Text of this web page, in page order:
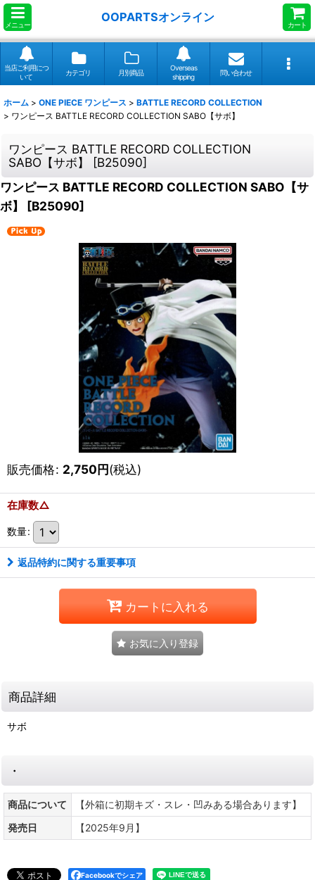
メニュー
OOPARTSオンライン
カート
当店ご利用につ
いて
カテゴリ 月別商品
Overseas
shipping
問い合わせ
ホーム > ONE PIECE ワンピース > BATTLE RECORD COLLECTION
> ワンピース BATTLE RECORD COLLECTION SABO【サボ】
ワンピース BATTLE RECORD COLLECTION
SABO【サボ】
[B25090]
ワンピース BATTLE RECORD COLLECTION SABO【サ
ボ】
[B25090]
販売価格: 2,750円(税込)
在庫数△
数量:
返品特約に関する重要事項
カートに入れる
お気に入り登録
商品詳細
サボ
・
商品について
【外箱に初期キズ・スレ・凹みある場合あります】
発売日
【2025年9月】
Facebookでシェア